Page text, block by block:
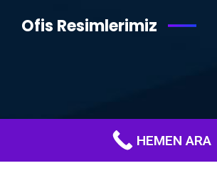
Ofis Resimlerimiz
HEMEN ARA